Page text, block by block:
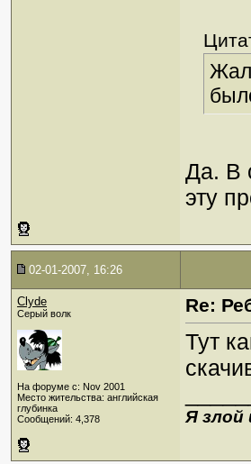
Да. В
эту
02-01-2007, 16:26
Clyde
Серый волк
На форуме с: Nov 2001
Место жительства: английская
глубинка
Сообщений: 4,378
Re:
Тут
Я злой